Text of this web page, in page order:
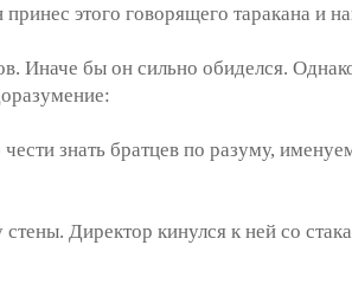
этого говорящего таракана и
бы он сильно обиделся.
знать братцев по разуму,
Директор кинулся к ней со